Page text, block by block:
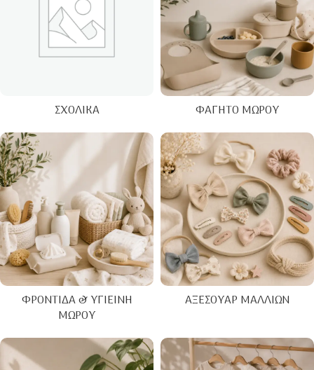
ΣΧΟΛΙΚΆ ΦΑΓΗΤΌ ΜΩΡΟΎ
ΦΡΟΝΤΊΔΑ & ΥΓΙΕΙΝΉ
ΜΩΡΟΎ
ΑΞΕΣΟΥΆΡ ΜΑΛΛΙΏΝ